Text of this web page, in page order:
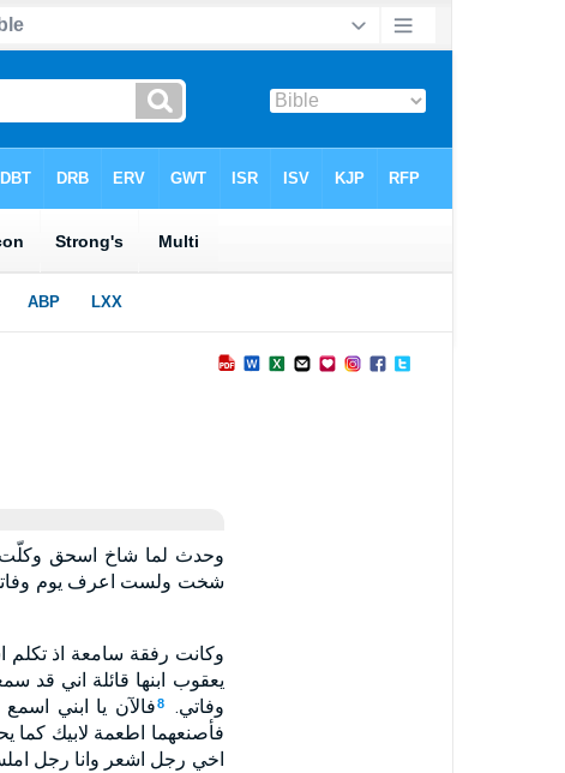
وحدث لما شاخ اسحق وكلّت
شخت ولست اعرف يوم
وكانت رفقة سامعة اذ تكلم
يعقوب ابنها قائلة اني قد
وفاتي.
8فالآن يا ابني
فأصنعهما اطعمة لابيك كما
اخي رجل اشعر وانا رجل